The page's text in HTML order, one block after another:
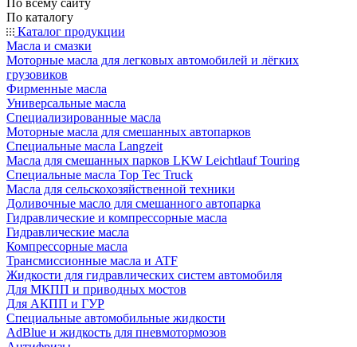
По всему сайту
По каталогу
Каталог продукции
Масла и смазки
Моторные масла для легковых автомобилей и лёгких
грузовиков
Фирменные масла
Универсальные масла
Специализированные масла
Моторные масла для смешанных автопарков
Специальные масла Langzeit
Масла для смешанных парков LKW Leichtlauf Touring
Специальные масла Top Tec Truck
Масла для сельскохозяйственной техники
Доливочные масло для смешанного автопарка
Гидравлические и компрессорные масла
Гидравлические масла
Компрессорные масла
Трансмиссионные масла и ATF
Жидкости для гидравлических систем автомобиля
Для МКПП и приводных мостов
Для АКПП и ГУР
Специальные автомобильные жидкости
AdBlue и жидкость для пневмотормозов